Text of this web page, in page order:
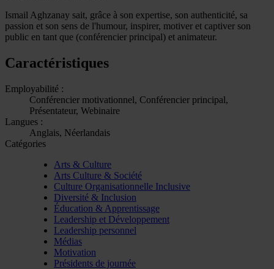
Ismail Aghzanay sait, grâce à son expertise, son authenticité, sa
passion et son sens de l'humour, inspirer, motiver et captiver son
public en tant que (conférencier principal) et animateur.
Caractéristiques
Employabilité :
Conférencier motivationnel, Conférencier principal,
Présentateur, Webinaire
Langues :
Anglais, Néerlandais
Catégories
Arts & Culture
Arts Culture & Société
Culture Organisationnelle Inclusive
Diversité & Inclusion
Éducation & Apprentissage
Leadership et Développement
Leadership personnel
Médias
Motivation
Présidents de journée